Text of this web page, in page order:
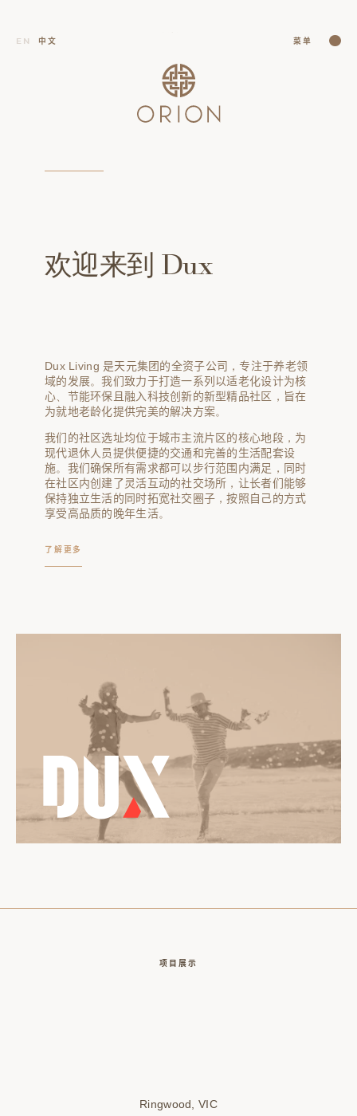
EN 中文
菜单
欢迎来到 Dux
Dux Living 是天元集团的全资子公司，专注于养老领
域的发展。我们致力于打造一系列以适老化设计为核
心、节能环保且融入科技创新的新型精品社区，旨在
为就地老龄化提供完美的解决方案。
我们的社区选址均位于城市主流片区的核心地段，为
现代退休人员提供便捷的交通和完善的生活配套设
施。我们确保所有需求都可以步行范围内满足，同时
在社区内创建了灵活互动的社交场所，让长者们能够
保持独立生活的同时拓宽社交圈子，按照自己的方式
享受高品质的晚年生活。
了解更多
项目展示
Ringwood, VIC